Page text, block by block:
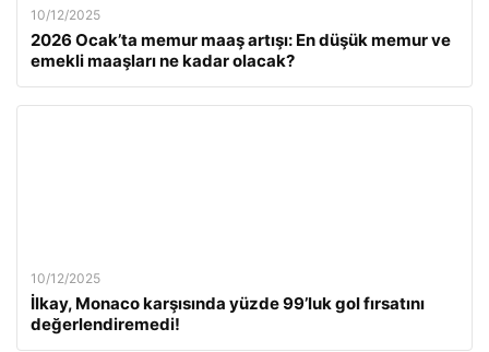
10/12/2025
2026 Ocak’ta memur maaş artışı: En düşük memur ve
emekli maaşları ne kadar olacak?
10/12/2025
İlkay, Monaco karşısında yüzde 99’luk gol fırsatını
değerlendiremedi!